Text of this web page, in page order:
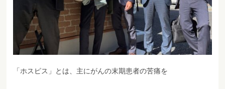
「ホスピス」とは、主にがんの末期患者の苦痛を